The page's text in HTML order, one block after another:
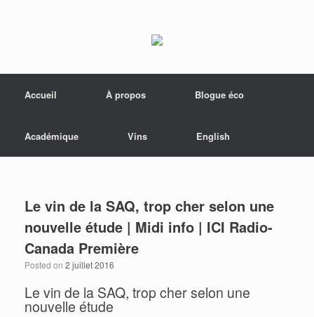
Accueil
À propos Blogue éco
Académique Vins English
Le vin de la SAQ, trop cher selon une
nouvelle étude | Midi info | ICI Radio-
Canada Première
Posted on 2 juillet 2016
Le vin de la SAQ, trop cher selon une
nouvelle étude